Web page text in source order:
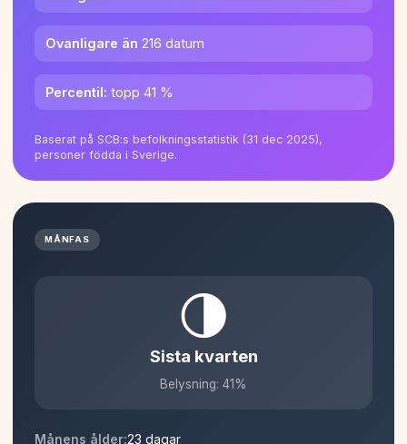
Ovanligare än 216 datum
Percentil: topp 41 %
Baserat på SCB:s befolkningsstatistik (31 dec 2025),
personer födda i Sverige.
MÅNFAS
🌗
Sista kvarten
Belysning: 41%
Månens ålder:23 dagar